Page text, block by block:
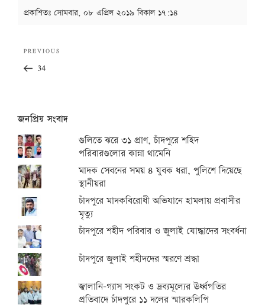
প্রকাশিতঃ সোমবার, ০৮ এপ্রিল ২০১৯ বিকাল ১৭:১৪
navigation
Previous
Post
PREVIOUS
34
জনপ্রিয় সংবাদ
গুলিতে ঝরে ৩১ প্রাণ, চাঁদপুরে শহিদ
পরিবারগুলোর কান্না থামেনি
মাদক সেবনের সময় ৪ যুবক ধরা, পুলিশে দিয়েছে
স্থানীয়রা
চাঁদপুরে মাদকবিরোধী অভিযানে হামলায় প্রবাসীর
মৃত্যু
চাঁদপুরে শহীদ পরিবার ও জুলাই যোদ্ধাদের সংবর্ধনা
চাঁদপুরে জুলাই শহীদদের স্মরণে শ্রদ্ধা
জ্বালানি-গ্যাস সংকট ও দ্রব্যমূল্যের ঊর্ধ্বগতির
প্রতিবাদে চাঁদপুরে ১১ দলের স্মারকলিপি